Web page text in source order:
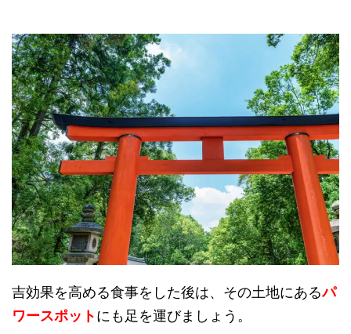
吉効果を高める食事をした後は、その土地にあるパ
ワースポットにも足を運びましょう。